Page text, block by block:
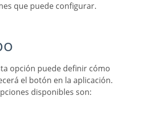
que puede configurar.
el botón en la aplicación.
disponibles son: